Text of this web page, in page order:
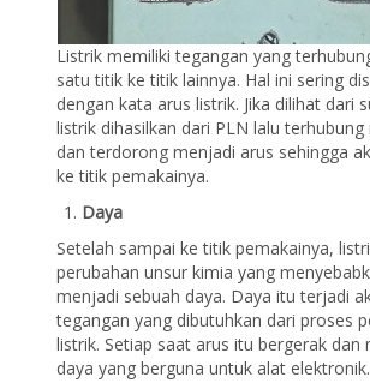
Listrik memiliki tegangan yang
satu titik ke titik lainnya. Hal ini sering
dengan kata arus listrik. Jika dilihat dari
listrik dihasilkan dari PLN lalu terhubung
dan terdorong menjadi arus sehingga
ke titik pemakainya.
Daya
Setelah sampai ke titik pemakainya,
perubahan unsur kimia yang
menjadi sebuah daya. Daya itu terjadi
tegangan yang dibutuhkan dari proses
listrik. Setiap saat arus itu bergerak dan
daya yang berguna untuk alat elektronik.